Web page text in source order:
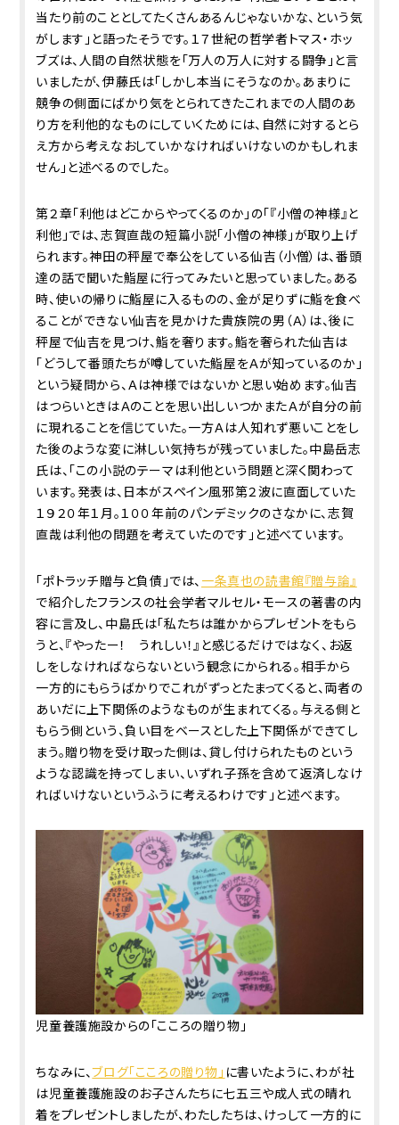
当たり前のこととしてたくさんあるんじゃないかな、という気
がします」と語ったそうです。１７世紀の哲学者トマス・ホッ
ブズは、人間の自然状態を「万人の万人に対する闘争」と言
いましたが、伊藤氏は「しかし本当にそうなのか。あまりに
競争の側面にばかり気をとられてきたこれまでの人間のあ
り方を利他的なものにしていくためには、自然に対するとら
え方から考えなおしていかなければいけないのかもしれま
せん」と述べるのでした。
第２章「利他はどこからやってくるのか」の「『小僧の神様』と
利他」では、志賀直哉の短篇小説「小僧の神様」が取り上げ
られます。神田の秤屋で奉公をしている仙吉（小僧）は、番頭
達の話で聞いた鮨屋に行ってみたいと思っていました。ある
時、使いの帰りに鮨屋に入るものの、金が足りずに鮨を食べ
ることができない仙吉を見かけた貴族院の男（Ａ）は、後に
秤屋で仙吉を見つけ、鮨を奢ります。鮨を奢られた仙吉は
「どうして番頭たちが噂していた鮨屋をＡが知っているのか」
という疑問から、Ａは神様ではないかと思い始めます。仙吉
はつらいときはＡのことを思い出しいつかまたＡが自分の前
に現れることを信じていた。一方Ａは人知れず悪いことをし
た後のような変に淋しい気持ちが残っていました。中島岳志
氏は、「この小説のテーマは利他という問題と深く関わって
います。発表は、日本がスペイン風邪第２波に直面していた
１９２０年１月。１００年前のパンデミックのさなかに、志賀
直哉は利他の問題を考えていたのです」と述べています。
「ポトラッチ――贈与と負債」では、 一条真也の読書館『贈与論』
で紹介したフランスの社会学者マルセル・モースの著書の内
容に言及し、中島氏は「私たちは誰かからプレゼントをもら
うと、『やったー！ うれしい！』と感じるだけではなく、お返
しをしなければならないという観念にかられる。相手から
一方的にもらうばかりでこれがずっとたまってくると、両者の
あいだに上下関係のようなものが生まれてくる。与える側と
もらう側という、負い目をベースとした上下関係ができてし
まう。贈り物を受け取った側は、貸し付けられたものという
ような認識を持ってしまい、いずれ子孫を含めて返済しなけ
ればいけないというふうに考えるわけです」と述べます。
児童養護施設からの「こころの贈り物」
ちなみに、ブログ「こころの贈り物」 に書いたように、わが社
は児童養護施設のお子さんたちに七五三や成人式の晴れ
着をプレゼントしましたが、わたしたちは、けっして一方的に